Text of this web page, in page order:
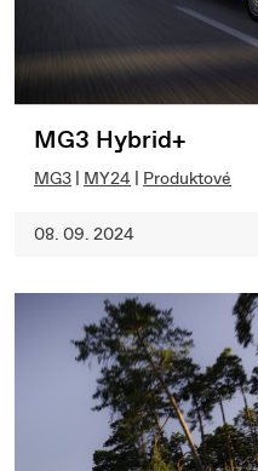
MG3 Hybrid+
MG3 | MY24 | Produktové
08. 09. 2024